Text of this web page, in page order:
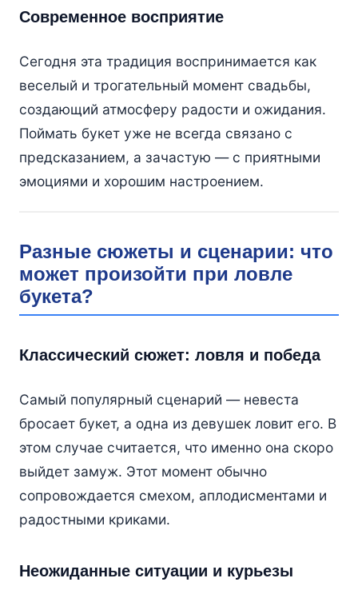
Современное восприятие
Сегодня эта традиция воспринимается как
веселый и трогательный момент свадьбы,
создающий атмосферу радости и ожидания.
Поймать букет уже не всегда связано с
предсказанием, а зачастую — с приятными
эмоциями и хорошим настроением.
Разные сюжеты и сценарии: что
может произойти при ловле
букета?
Классический сюжет: ловля и победа
Самый популярный сценарий — невеста
бросает букет, а одна из девушек ловит его. В
этом случае считается, что именно она скоро
выйдет замуж. Этот момент обычно
сопровождается смехом, аплодисментами и
радостными криками.
Неожиданные ситуации и курьезы